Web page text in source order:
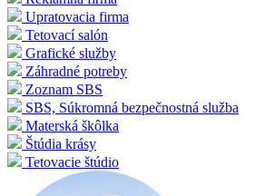
Upratovacia firma
Tetovací salón
Grafické služby
Záhradné potreby
Zoznam SBS
SBS, Súkromná bezpečnostná služba
Materská škôlka
Štúdia krásy
Tetovacie štúdio